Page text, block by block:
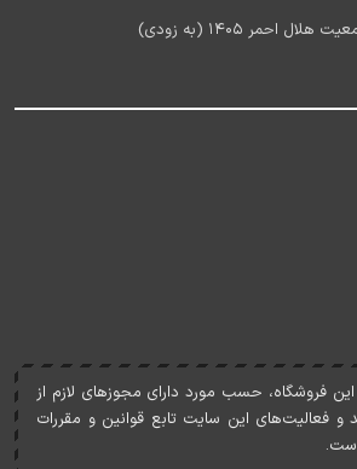
احمر 1405 (به زودی)
فروشگاه، حسب مورد دارای مجوزهای لازم از
و فعاليت‌های اين سايت تابع قوانين و مقررات